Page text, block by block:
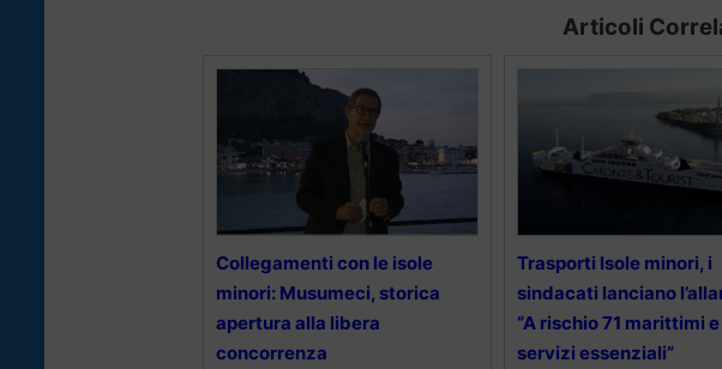
Articoli
Collegamenti con le isole
minori: Musumeci, storica
apertura alla libera
concorrenza
Trasporti Isole minori, i
sindacati lanciano
“A rischio 71 marittimi e
servizi essenziali”